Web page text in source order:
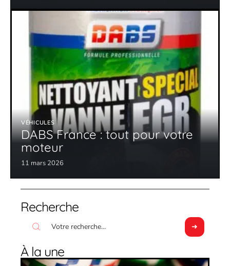
VÉHICULES
DABS France : tout pour votre
moteur
11 mars 2026
Recherche
À la une